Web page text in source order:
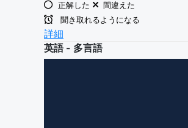
正解した
間違えた
聞き取れるようになる
詳細
英語 - 多言語